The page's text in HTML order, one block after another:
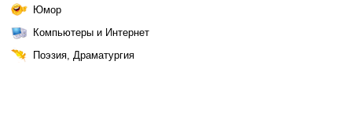
Юмор
Компьютеры и Интернет
Поэзия, Драматургия